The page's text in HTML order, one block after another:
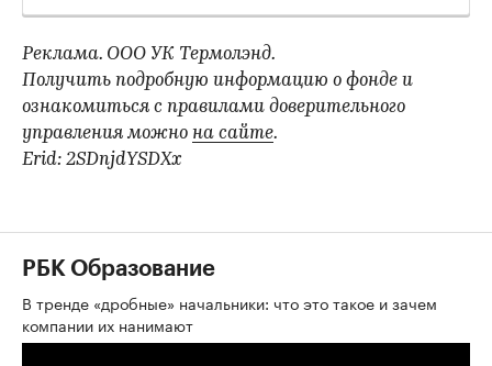
Реклама. ООО УК Термолэнд.
Получить подробную информацию о фонде и
ознакомиться с правилами доверительного
управления можно на сайте.
Erid: 2SDnjdYSDXx
РБК Образование
В тренде «дробные» начальники: что это такое и зачем
компании их нанимают